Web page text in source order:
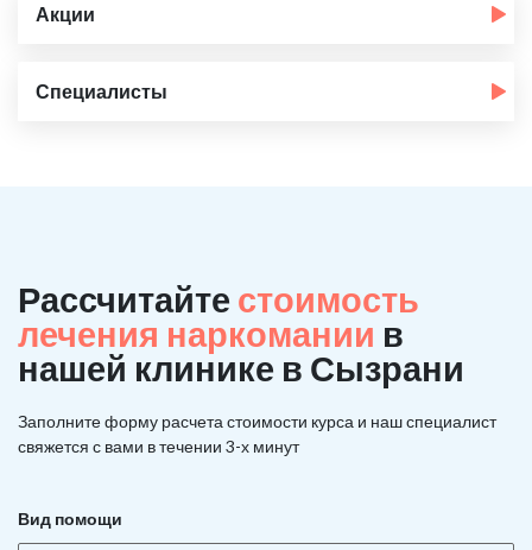
Акции
Специалисты
Рассчитайте стоимость
лечения наркомании в
нашей клинике в Сызрани
Заполните форму расчета стоимости курса и наш специалист
свяжется с вами в течении 3-х минут
Вид помощи